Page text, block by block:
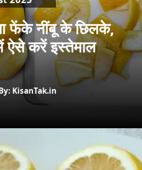
फेंके नींबू के छिलके,
ऐसे करें इस्तेमाल
KisanTak.in